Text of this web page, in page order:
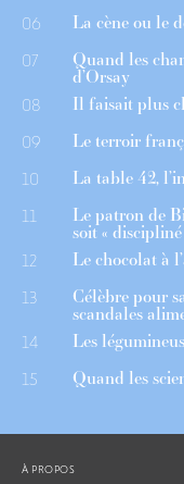
06 La cène ou le
07 Quand les
d’Orsay
08 Il faisait plus
09 Le terroir
10 La table 42,
11 Le patron de
soit « discipliné
12 Le chocolat à
13 Célèbre pour
scandales
14 Les
15 Quand les
À PROPOS